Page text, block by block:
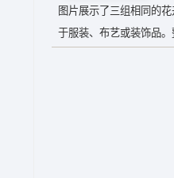
图片展示了三组相同的
于服装、布艺或装饰品